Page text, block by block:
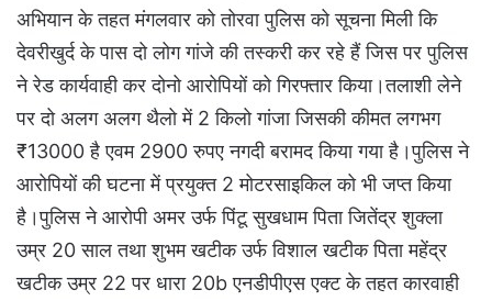
अभियान के तहत मंगलवार को तोरवा पुलिस को सूचना मिली कि
देवरीखुर्द के पास दो लोग गांजे की तस्करी कर रहे हैं जिस पर पुलिस
ने रेड कार्यवाही कर दोनो आरोपियों को गिरफ्तार किया।तलाशी लेने
पर दो अलग अलग थैलो में 2 किलो गांजा जिसकी कीमत लगभग
₹13000 है एवम 2900 रुपए नगदी बरामद किया गया है।पुलिस ने
आरोपियों की घटना में प्रयुक्त 2 मोटरसाइकिल को भी जप्त किया
है।पुलिस ने आरोपी अमर उर्फ पिंटू सुखधाम पिता जितेंद्र शुक्ला
उम्र 20 साल तथा शुभम खटीक उर्फ विशाल खटीक पिता महेंद्र
खटीक उम्र 22 पर धारा 20b एनडीपीएस एक्ट के तहत कारवाही